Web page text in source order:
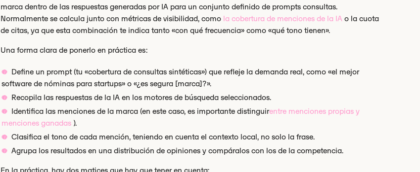
marca dentro de las respuestas generadas por IA para un conjunto definido de prompts consultas.
Normalmente se calcula junto con métricas de visibilidad, como la cobertura de menciones de la IA o la cuota
de citas, ya que esta combinación te indica tanto «con qué frecuencia» como «qué tono tienen».
Una forma clara de ponerlo en práctica es:
Define un prompt (tu «cobertura de consultas sintéticas») que refleje la demanda real, como «el mejor
software de nóminas para startups» o «¿es segura [marca]?».
Recopila las respuestas de la IA en los motores de búsqueda seleccionados.
Identifica las menciones de la marca (en este caso, es importante distinguirentre menciones propias y
menciones ganadas ).
Clasifica el tono de cada mención, teniendo en cuenta el contexto local, no solo la frase.
Agrupa los resultados en una distribución de opiniones y compáralos con los de la competencia.